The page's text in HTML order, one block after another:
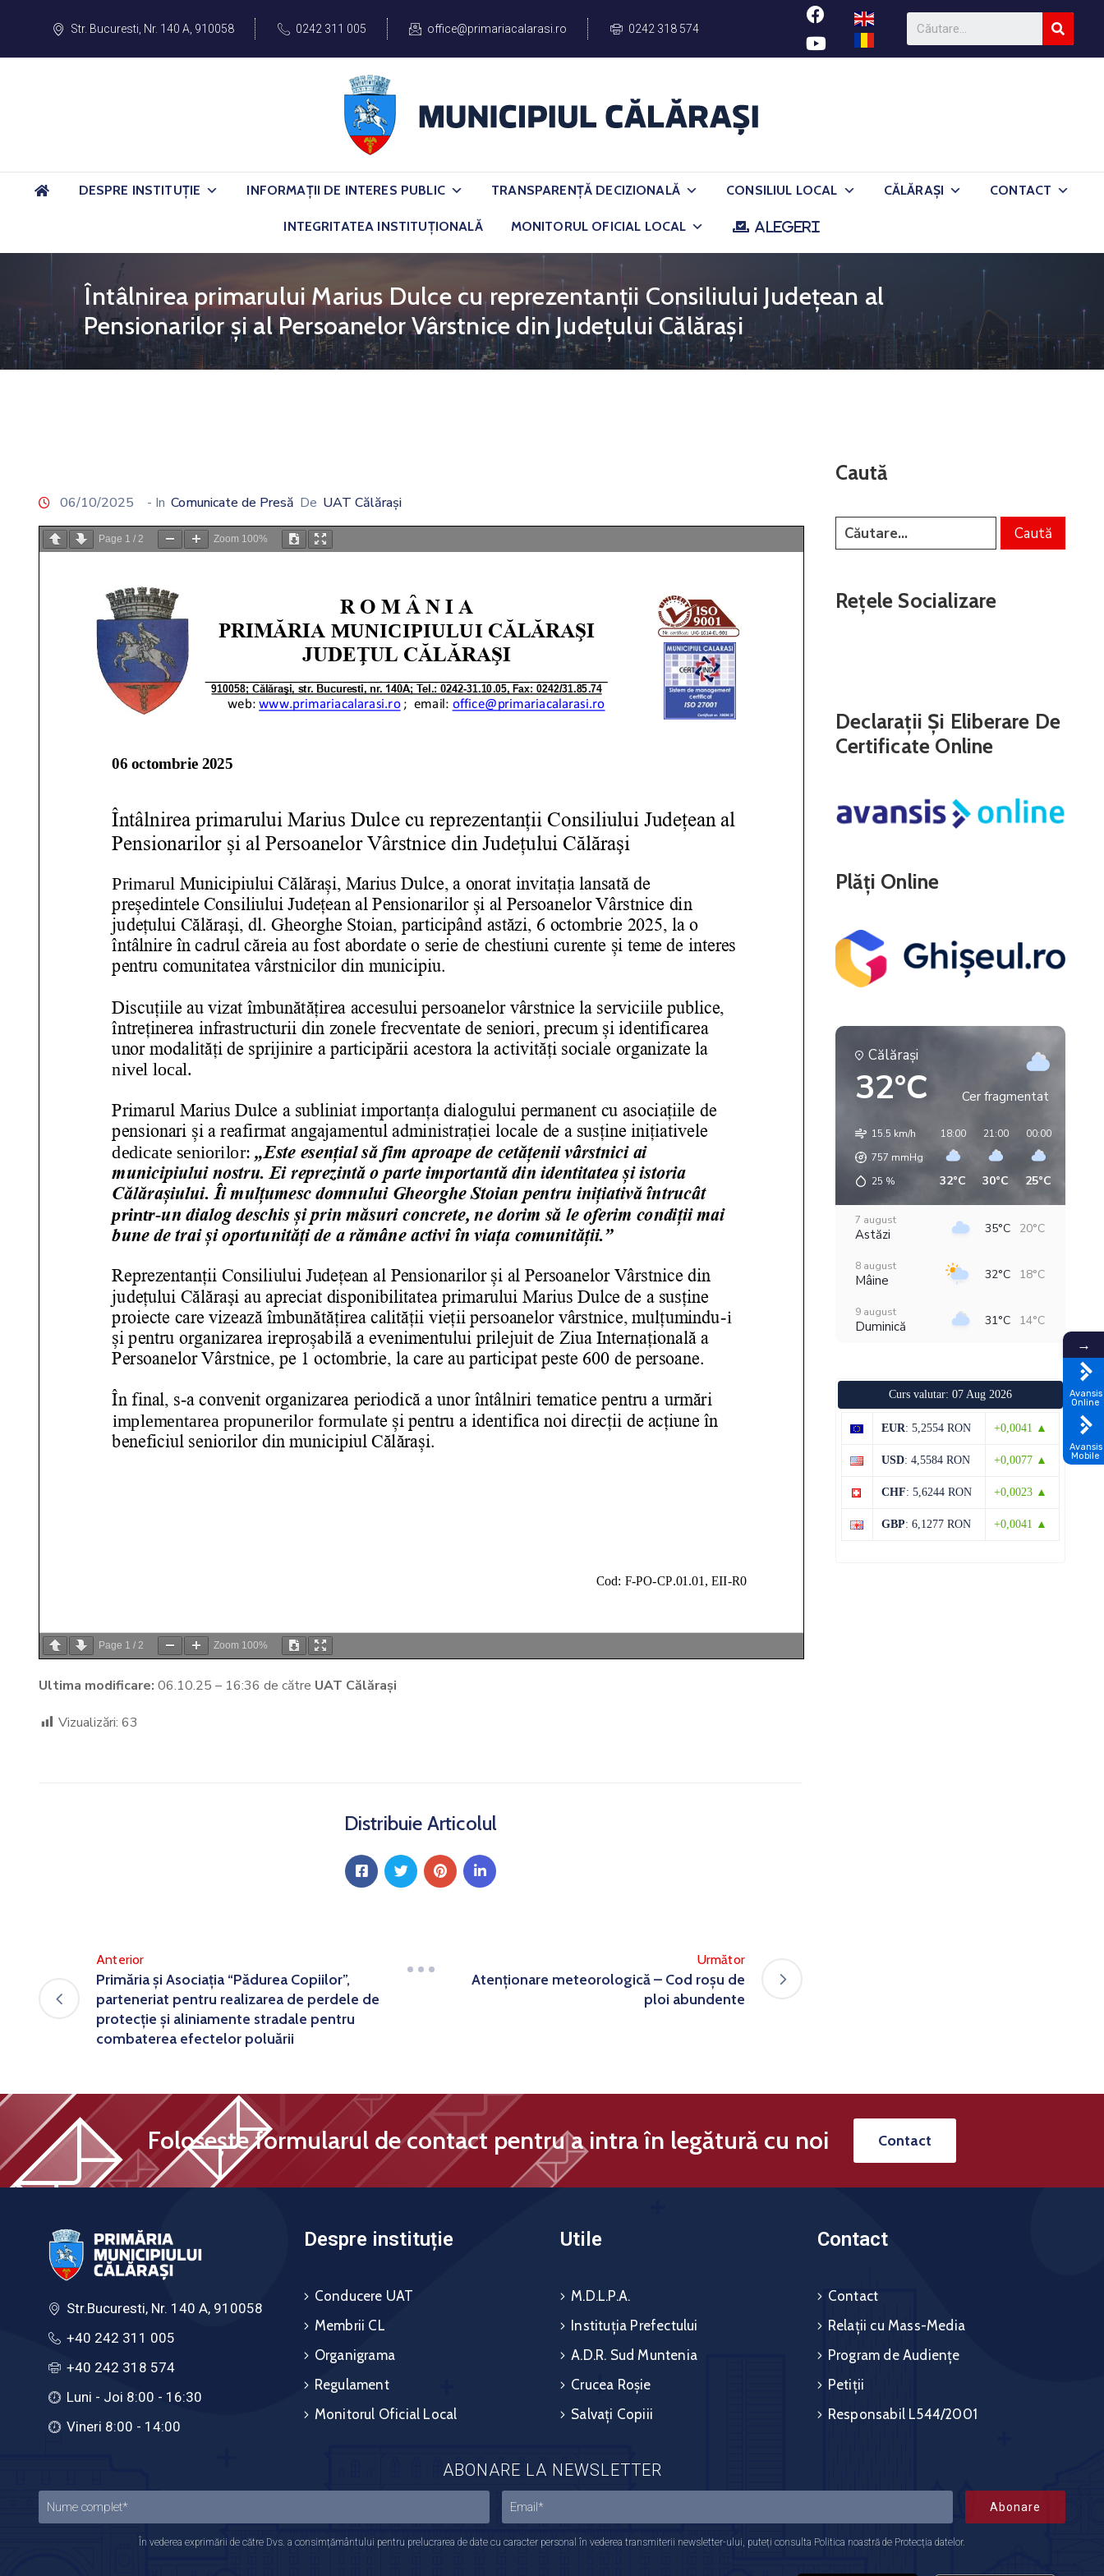
Str. Bucuresti, Nr. 140 A, 910058 0242 311 005 office@primariacalarasi.ro 0242 318 574
DESPRE INSTITUȚIE INFORMAȚII DE INTERES PUBLIC TRANSPARENȚĂ DECIZIONALĂ CONSILIUL LOCAL CĂLĂRAȘI CONTACT
INTEGRITATEA INSTITUȚIONALĂ MONITORUL OFICIAL LOCAL ALEGERI
Întâlnirea primarului Marius Dulce cu reprezentanții Consiliului Județean al
Pensionarilor și al Persoanelor Vârstnice din Județului Călăraşi
06/10/2025 - In Comunicate de Presă De UAT Călărași
Page 1 / 2 Zoom 100%
Page 1 / 2 Zoom 100%
Ultima modificare: 06.10.25 – 16:36 de către UAT Călărași
Vizualizări: 63
Distribuie Articolul
Anterior
Primăria și Asociația “Pădurea Copiilor”,
parteneriat pentru realizarea de perdele de
protecție și aliniamente stradale pentru
combaterea efectelor poluării
Următor
Atenționare meteorologică – Cod roșu de
ploi abundente
Caută
Rețele Socializare
Declarații Și Eliberare De
Certificate Online
Plăți Online
Călăraşi
32°C Cer fragmentat
15.5 km/h
757 mmHg
25 %
18:00
32°C
21:00
30°C
00:00
25°C
7 august
Astăzi 35°C 20°C
8 august
Mâine 32°C 18°C
9 august
Duminică 31°C 14°C
36°C 18°C
Miercuri 32°C 20°C
13 august
Curs valutar: 07 Aug 2026
EUR: 5,2554 RON +0,0041 ▲
USD: 4,5584 RON +0,0077 ▲
CHF: 5,6244 RON +0,0023 ▲
GBP: 6,1277 RON +0,0041 ▲
Folosește formularul de contact pentru a intra în legătură cu noi Contact
Str.Bucuresti, Nr. 140 A, 910058
+40 242 311 005
+40 242 318 574
Luni - Joi 8:00 - 16:30
Vineri 8:00 - 14:00
Despre instituție
Conducere UAT
Membrii CL
Organigrama
Regulament
Monitorul Oficial Local
Utile
M.D.L.P.A.
Instituția Prefectului
A.D.R. Sud Muntenia
Crucea Roșie
Salvați Copiii
Contact
Contact
Relații cu Mass-Media
Program de Audiențe
Petiții
Responsabil L544/2001
ABONARE LA NEWSLETTER
Abonare
În vederea exprimării de către Dvs. a consimțământului pentru prelucrarea de date cu caracter personal în vederea transmiterii newsletter-ului, puteți consulta Politica noastră de Protecția datelor.
→
Avansis
Online
Avansis
Mobile